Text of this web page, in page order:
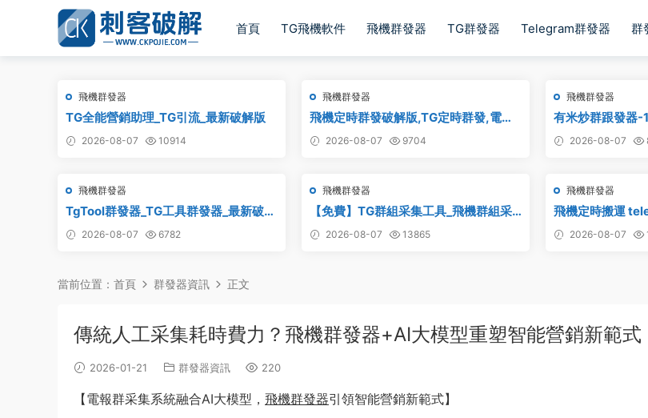
首頁 TG飛機軟件 飛機群發器 TG群發器 Telegram群發器 群
飛機群發器
TG全能營銷助理_TG引流_最新破解版
2026-08-07 10914
飛機群發器
飛機定時群發破解版,TG定時群發,電報
定時群發,telegram定時群發
2026-08-07 9704
飛機群發器
有米炒群跟發器-
2026-08-07
飛機群發器
TgTool群發器_TG工具群發器_最新破解
版
2026-08-07 6782
飛機群發器
【免費】TG群組采集工具_飛機群組采
集軟件_電報群組采集_telegram群組采
集
2026-08-07 13865
飛機群發器
飛機定時搬運
道搬運 電報頻道
2026-08-07
當前位置： 首頁 群發器資訊 正文
傳統人工采集耗時費力？飛機群發器+AI大模型重塑智能營銷新範式
2026-01-21 群發器資訊 220
【電報群采集系統融合AI大模型， 飛機群發器引領智能營銷新範式】